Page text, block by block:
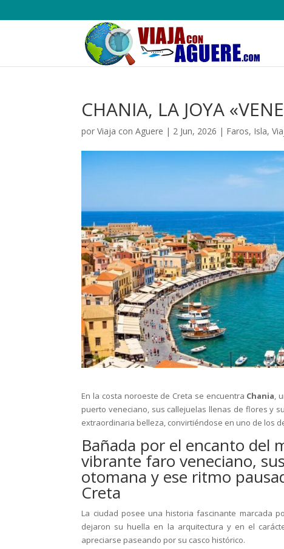
CHANIA, LA JOYA
porViaja con Aguere | 2 Jun, 2026 | Faros, Isla,
En la costa noroeste de Creta se encuentra Chania,
puerto veneciano, sus callejuelas llenas de flores y
extraordinaria belleza, convirtiéndose en uno de los
Bañada por el encanto del
vibrante faro veneciano,
otomana y ese ritmo
Creta
La ciudad posee una historia fascinante marcada
dejaron su huella en la arquitectura y en el
apreciarse paseando por su casco histórico.